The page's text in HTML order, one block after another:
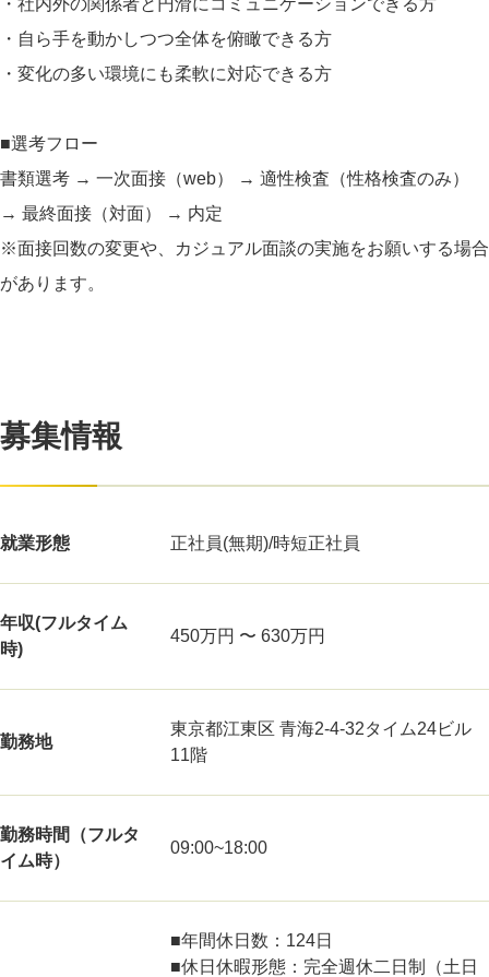
・自ら手を動かしつつ全体を俯瞰できる方
・変化の多い環境にも柔軟に対応できる方
■選考フロー
書類選考 → 一次面接（web） → 適性検査（性格検査のみ）
→ 最終面接（対面） → 内定
※面接回数の変更や、カジュアル面談の実施をお願いする場合
があります。
募集情報
就業形態 正社員(無期)/時短正社員
年収(フルタイム
時)
450万円 〜 630万円
勤務地
東京都江東区 青海2-4-32タイム24ビル
11階
勤務時間（フルタ
イム時）
09:00~18:00
■年間休日数：124日
■休日休暇形態：完全週休二日制（土日